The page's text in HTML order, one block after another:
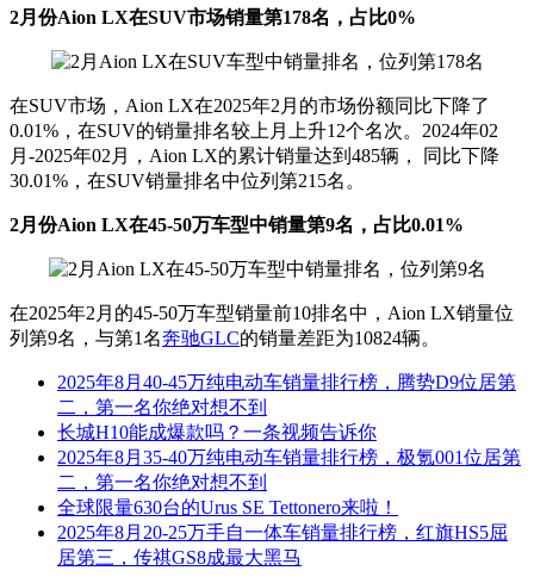
2月份Aion LX在SUV市场销量第178名，占比0%
在SUV市场，Aion LX在2025年2月的市场份额同比下降了
0.01%，在SUV的销量排名较上月上升12个名次。2024年02
月-2025年02月，Aion LX的累计销量达到485辆， 同比下降
30.01%，在SUV销量排名中位列第215名。
2月份Aion LX在45-50万车型中销量第9名，占比0.01%
在2025年2月的45-50万车型销量前10排名中，Aion LX销量位
列第9名，与第1名奔驰GLC的销量差距为10824辆。
2025年8月40-45万纯电动车销量排行榜，腾势D9位居第
二，第一名你绝对想不到
长城H10能成爆款吗？一条视频告诉你
2025年8月35-40万纯电动车销量排行榜，极氪001位居第
二，第一名你绝对想不到
全球限量630台的Urus SE Tettonero来啦！
2025年8月20-25万手自一体车销量排行榜，红旗HS5屈
居第三，传祺GS8成最大黑马